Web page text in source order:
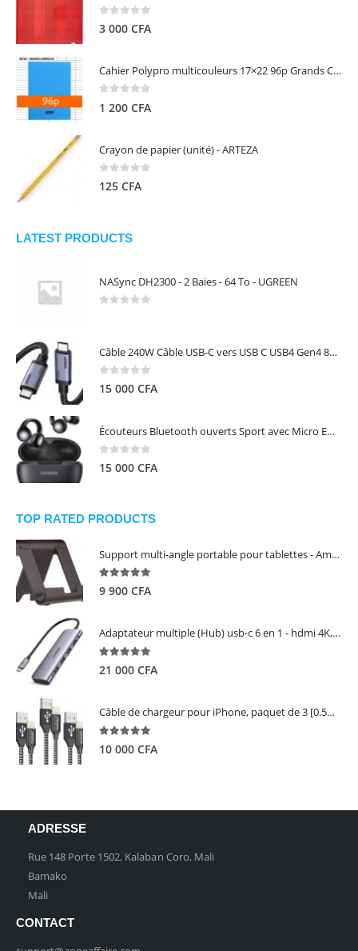
3 000 CFA
Cahier Polypro multicouleurs 17×22 96p Grands Carreaux Séyès 90g - CALLIGRAPHE
1 200 CFA
Crayon de papier (unité) - ARTEZA
0 out of 5
125 CFA
LATEST PRODUCTS
NASync DH2300 - 2 Baies - 64 To - UGREEN
Câble 240W Câble USB-C vers USB C USB4 Gen4 80Gbps pour Thunderbolt 5/4/3, Premium 18K double écran triple 4K PD3.1 - UGREEN
0 out of 5
15 000 CFA
Écouteurs Bluetooth ouverts Sport avec Micro ENC IPX5 – HiTune S3 UGREEN 45785
0 out of 5
15 000 CFA
TOP RATED PRODUCTS
Support multi-angle portable pour tablettes - Amazon Basics
5.00out of 5
9 900 CFA
Adaptateur multiple (Hub) usb-c 6 en 1 - hdmi 4K, 3 ports USB 3.0 et lecteur de carte sd tf - UGREEN
5.00out of 5
21 000 CFA
Câble de chargeur pour iPhone, paquet de 3 [0.5M 1M 2M] - GIANAC
10 000 CFA
ADRESSE
Rue 148 Porte 1502, Kalaban Coro, Mali
Bamako
Mali
CONTACT